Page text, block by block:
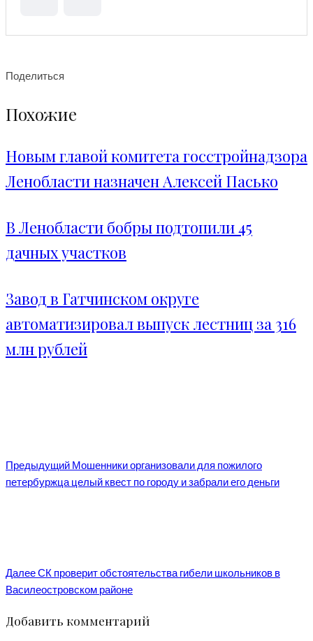
Поделиться
Похожие
Новым главой комитета госстройнадзора
Ленобласти назначен Алексей Пасько
В Ленобласти бобры подтопили 45
дачных участков
Завод в Гатчинском округе
автоматизировал выпуск лестниц за 316
млн рублей
Предыдущий Мошенники организовали для пожилого
петербуржца целый квест по городу и забрали его деньги
ДалееСК проверит обстоятельства гибели школьников в
Василеостровском районе
Добавить комментарий